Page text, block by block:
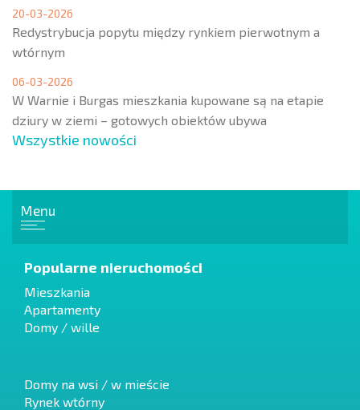
20-03-2026
Redystrybucja popytu między rynkiem pierwotnym a
wtórnym
06-03-2026
W Warnie i Burgas mieszkania kupowane są na etapie
dziury w ziemi – gotowych obiektów ubywa
Wszystkie nowości
Menu
Popularne nieruchomości
Mieszkania
Apartamenty
Domy / wille
Domy na wsi / w mieście
Rynek wtórny